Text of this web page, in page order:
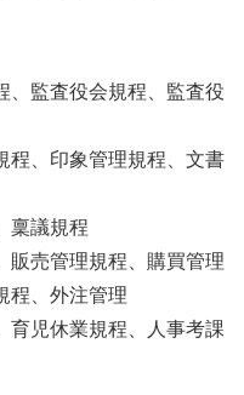
、監査役会規程、監査役
程、印象管理規程、文書
稟議規程
販売管理規程、購買管理
程、外注管理
育児休業規程、人事考課